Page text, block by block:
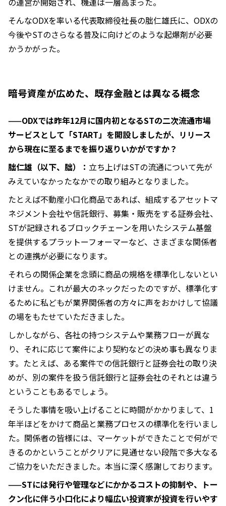
そんなODXを率いる代表取締役社長の朏仁雄氏に、ODXの
今後やSTのさらなる普及に向けどのような起爆剤が必要
かうかがった。
暗号資産が広めた、既存金融とは異なる概念
——ODXでは昨年12月に国内初となるSTの二次流通市場
サービスとして「START」を開設しましたが、リリース
から現在に至るまでを振り返りいかがですか？
朏仁雄（以下、朏）： 立ち上げはSTの流通について先が
みえていなかったなかでの取り組みとなりました。
たとえば不動産小口化商品であれば、組成するアセットマ
ネジメント会社や信託銀行、募集・販売をする証券会社、
STが記録されるブロックチェーンを用いたシステム基盤
を提供するプラットーフォーマーなど、さまざまな関係者
との連携が必要になります。
それらの関係企業を念頭に商品の規格を標準化しないとい
けません。これが最大のネックだったのですが、標準化す
るために私どもが業界関係者の方々に声をおかけして協議
の場をもたせていただきました。
しかしながら、各社の持つシステムや業務フローが異な
り、それに応じて案件により契約などの決め事も異なりま
す。たとえば、ある案件での信託銀行と証券会社の取り決
めが、別の案件を扱う信託銀行と証券会社のそれとは違う
ということもあるでしょう。
そうした事情を吸い上げることに時間がかかりまして、1
年半ほどをかけて商品と業務プロセスの標準化を行いまし
た。関係者の皆様には、マーケットができたことで何がで
きるのかということがクリアに見通せない段階で多大なる
ご協力をいただきました。本当に深く感謝しております。
——STには発行や管理などにかかるコストの抑制や、トー
クン化に伴う小口化により幅広い投資家が投資を行いやす